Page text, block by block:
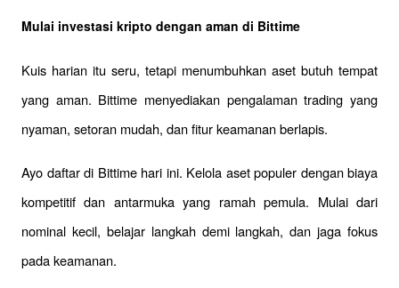
Mulai investasi kripto dengan aman di Bittime
Kuis harian itu seru, tetapi menumbuhkan aset butuh tempat
yang aman. Bittime menyediakan pengalaman trading yang
nyaman, setoran mudah, dan fitur keamanan berlapis.
Ayo daftar di Bittime hari ini. Kelola aset populer dengan biaya
kompetitif dan antarmuka yang ramah pemula. Mulai dari
nominal kecil, belajar langkah demi langkah, dan jaga fokus
pada keamanan.